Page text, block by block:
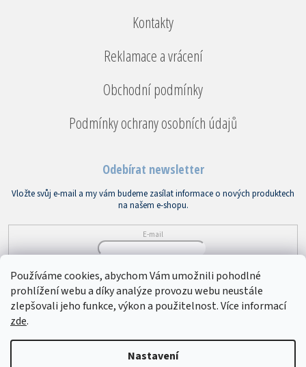
Používáme cookies, abychom Vám umožnili pohodlné
prohlížení webu a díky analýze provozu webu neustále
zlepšovali jeho funkce, výkon a použitelnost. Více informací
zde.
Nastavení
Kontakty
Reklamace a vrácení
Obchodní podmínky
Podmínky ochrany osobních údajů
Odebírat newsletter
Vložte svůj e-mail a my vám budeme zasílat informace o nových produktech
na našem e-shopu.
E-mail
PŘIHLÁSIT SE
Bytový textil VEBA . Všechna práva vyhrazena.
nastavení cookies